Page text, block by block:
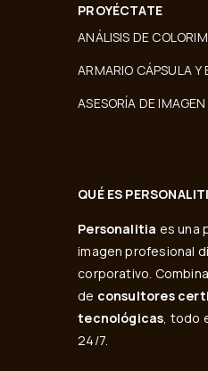
PROYÉCTATE
ANÁLISIS DE
ARMARIO CÁPSULA Y
ASESORÍA DE
QUÉ ES
Personalitia es una
imagen profesional
corporativo.
de consultores
tecnológicas, todo
24/7.